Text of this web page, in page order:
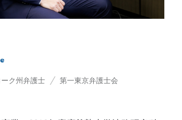
ク州弁護士 第一東京弁護士会